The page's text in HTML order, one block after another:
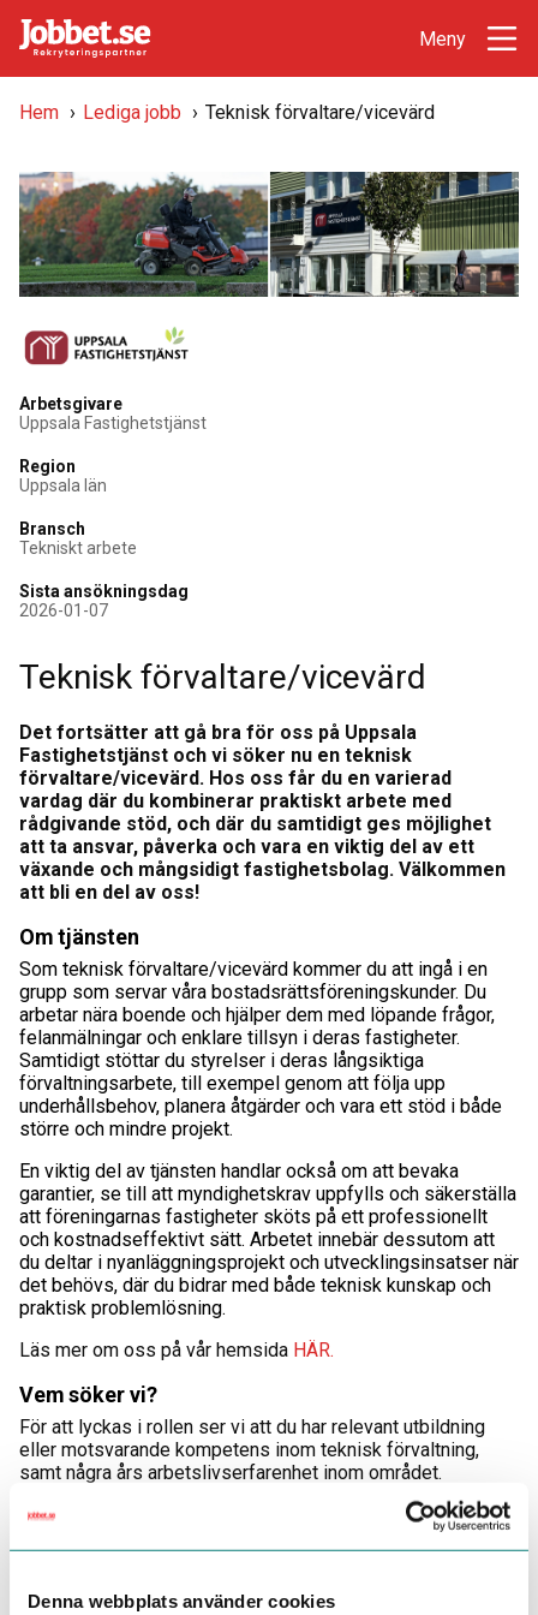
Denna webbplats använder cookies
Hem › Lediga jobb › Teknisk förvaltare/vicevärd
Arbetsgivare
Uppsala Fastighetstjänst
Region
Uppsala län
Bransch
Tekniskt arbete
Sista ansökningsdag
2026-01-07
Teknisk förvaltare/vicevärd
Det fortsätter att gå bra för oss på Uppsala
Fastighetstjänst och vi söker nu en teknisk
förvaltare/vicevärd. Hos oss får du en varierad
vardag där du kombinerar praktiskt arbete med
rådgivande stöd, och där du samtidigt ges möjlighet
att ta ansvar, påverka och vara en viktig del av ett
växande och mångsidigt fastighetsbolag. Välkommen
att bli en del av oss!
Om tjänsten
Som teknisk förvaltare/vicevärd kommer du att ingå i en
grupp som servar våra bostadsrättsföreningskunder. Du
arbetar nära boende och hjälper dem med löpande frågor,
felanmälningar och enklare tillsyn i deras fastigheter.
Samtidigt stöttar du styrelser i deras långsiktiga
förvaltningsarbete, till exempel genom att följa upp
underhållsbehov, planera åtgärder och vara ett stöd i både
större och mindre projekt.
En viktig del av tjänsten handlar också om att bevaka
garantier, se till att myndighetskrav uppfylls och säkerställa
att föreningarnas fastigheter sköts på ett professionellt
och kostnadseffektivt sätt. Arbetet innebär dessutom att
du deltar i nyanläggningsprojekt och utvecklingsinsatser när
det behövs, där du bidrar med både teknisk kunskap och
praktisk problemlösning.
Läs mer om oss på vår hemsida HÄR.
Vem söker vi?
För att lyckas i rollen ser vi att du har relevant utbildning
eller motsvarande kompetens inom teknisk förvaltning,
samt några års arbetslivserfarenhet inom området.
Dessutom har du erfarenhet av vicevärdsarbete och
förvaltande arbete gentemot bostadsrättsföreningar. God
Fastighetstjänst är företagets ansikte utåt mot våra kunder,